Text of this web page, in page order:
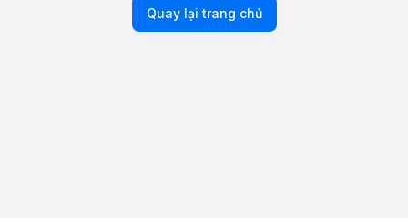
Quay lại trang chủ